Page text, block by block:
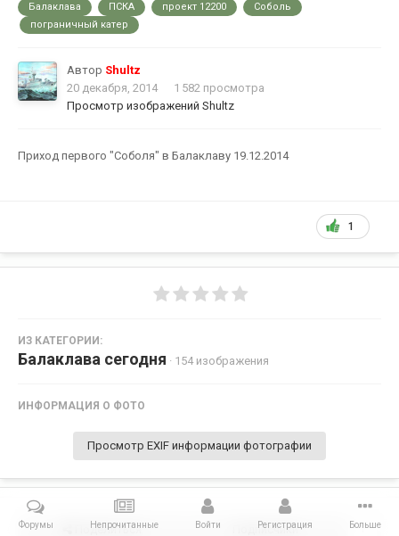
Балаклава ПСКА проект 12200
Соболь
пограничный катер
Автор Shultz
20 декабря, 2014
1 582 просмотра
Просмотр изображений Shultz
Приход первого "Соболя" в Балаклаву 19.12.2014
1
ИЗ КАТЕГОРИИ:
Балаклава сегодня · 154 изображения
ИНФОРМАЦИЯ О ФОТО
Просмотр EXIF информации фотографии
Поделиться Подписчики 1
Форумы Непрочитанные Войти Регистрация Больше